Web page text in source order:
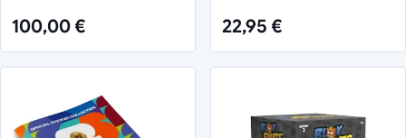
100,00 € 22,95 €